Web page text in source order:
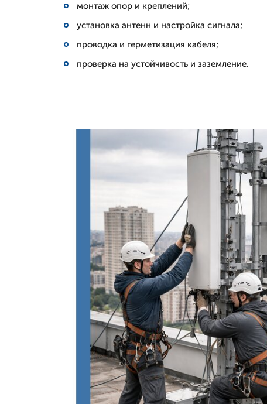
монтаж опор и креплений;
установка антенн и настройка сигнала;
проводка и герметизация кабеля;
проверка на устойчивость и заземление.